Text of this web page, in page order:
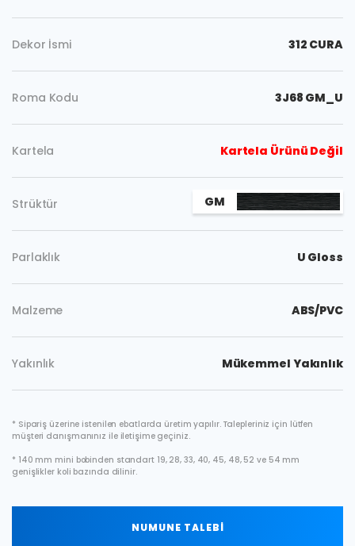
Dekor İsmi 312 CURA
Roma Kodu 3J68 GM_U
Kartela Kartela Ürünü Değil
Strüktür GM
Parlaklık U Gloss
Malzeme ABS/PVC
Yakınlık Mükemmel Yakınlık
* Sipariş üzerine istenilen ebatlarda üretim yapılır. Talepleriniz için lütfen
müşteri danışmanınız ile iletişime geçiniz.
* 140 mm mini bobinden standart 19, 28, 33, 40, 45, 48, 52 ve 54 mm
genişlikler koli bazında dilinir.
NUMUNE TALEBİ